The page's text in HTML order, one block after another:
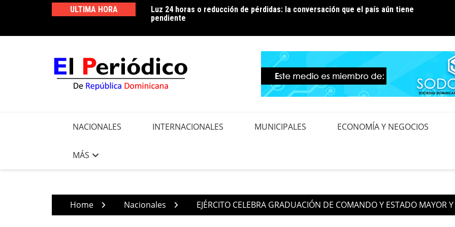
ULTIMA HORA
Luz 24 horas o reducción de pérdidas: la conversación que el país aún tiene
pendiente
Edeeste informa apertura temporal de los circuitos EBRI07 y EBRI12 para
realizar trabajos de mejora en la red de distribución
NACIONALES INTERNACIONALES MUNICIPALES ECONOMÍA Y NEGOCIOS
MÁS
Home Nacionales EJÉRCITO CELEBRA GRADUACIÓN DE COMANDO Y ESTADO MAYOR